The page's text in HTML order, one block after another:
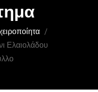
Ελαιολάδου